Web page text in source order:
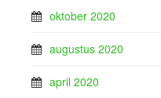
oktober 2020
augustus 2020
april 2020